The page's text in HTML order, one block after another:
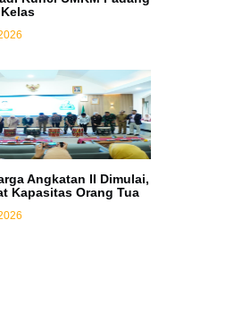
Angkatan II Dimulai,
Kapasitas Orang Tua